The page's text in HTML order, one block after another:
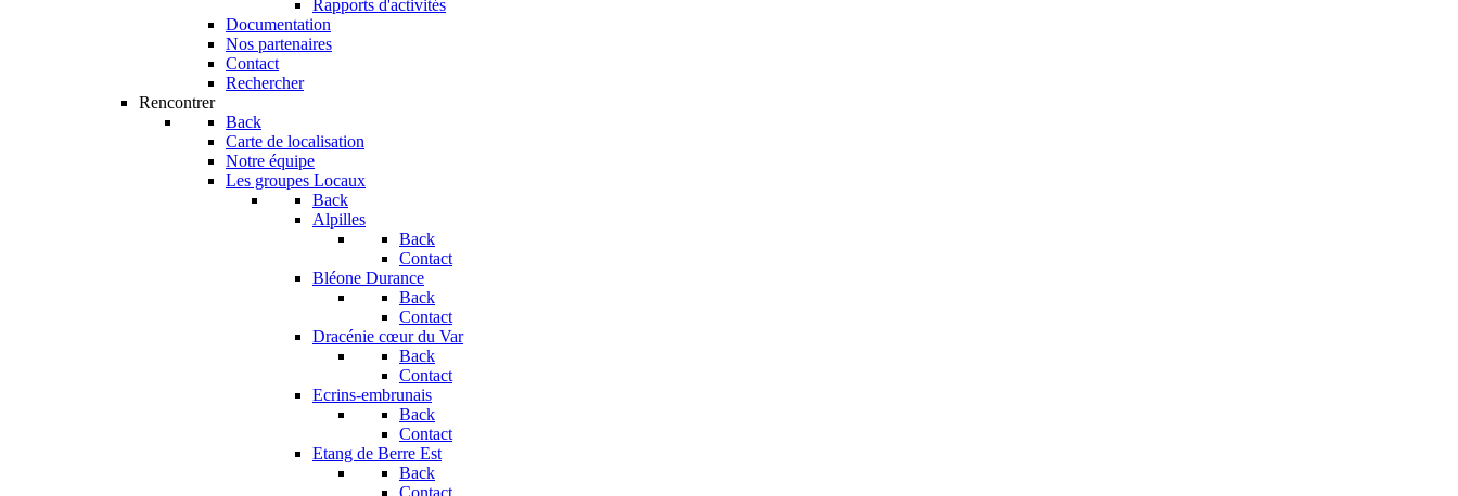
Rapports d'activités
Documentation
Nos partenaires
Contact
Rechercher
Rencontrer
Back
Carte de localisation
Notre équipe
Les groupes Locaux
Back
Alpilles
Back
Contact
Bléone Durance
Back
Contact
Dracénie cœur du Var
Back
Contact
Ecrins-embrunais
Back
Contact
Etang de Berre Est
Back
Contact